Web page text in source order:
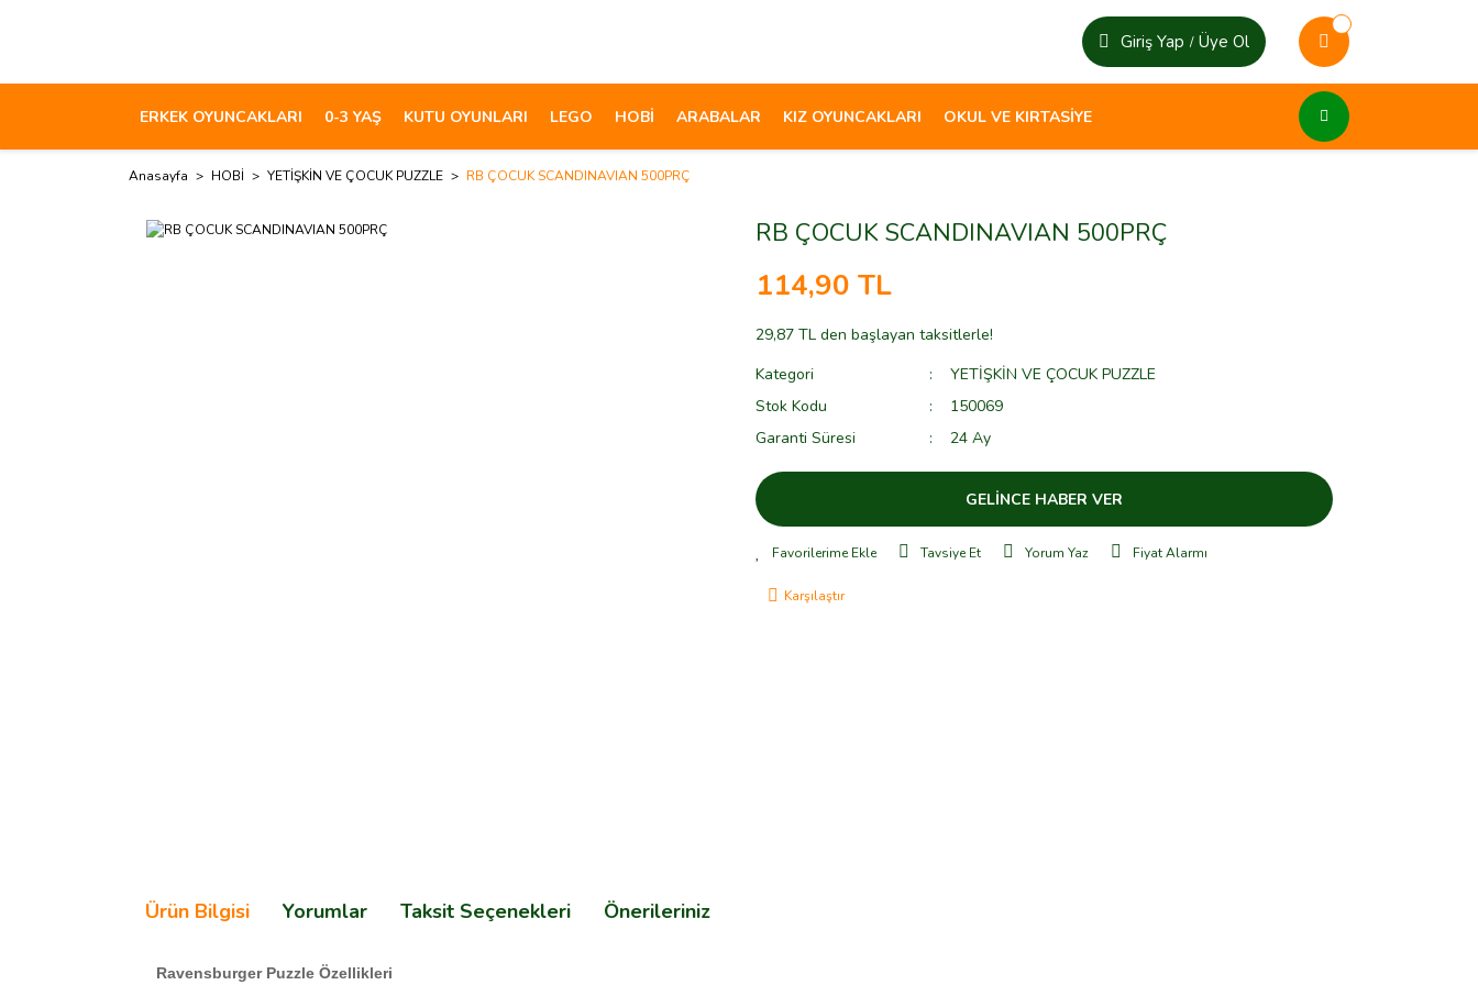
Giriş Yap / Üye Ol
ERKEK OYUNCAKLARI 0-3 YAŞ KUTU OYUNLARI LEGO HOBİ ARABALAR KIZ OYUNCAKLARI OKUL VE KIRTASİYE
Anasayfa HOBİ YETİŞKİN VE ÇOCUK PUZZLE RB ÇOCUK SCANDINAVIAN 500PRÇ
RB ÇOCUK SCANDINAVIAN 500PRÇ
114,90 TL
29,87 TL den başlayan taksitlerle!
Kategori
YETİŞKİN VE ÇOCUK PUZZLE
Stok Kodu
150069
Garanti Süresi
24 Ay
GELİNCE HABER VER
Tavsiye Et Yorum Yaz Fiyat Alarmı
Karşılaştır
Ürün Bilgisi Yorumlar Taksit Seçenekleri Önerileriniz
Ravensburger Puzzle Özellikleri